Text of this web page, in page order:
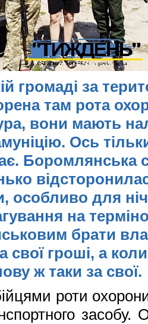
громаді за
там рота
вони мають
Ось
Боромлянська
особливо для
на
брати
свої гроші, а
ж таки за свої.
роти
засобу.